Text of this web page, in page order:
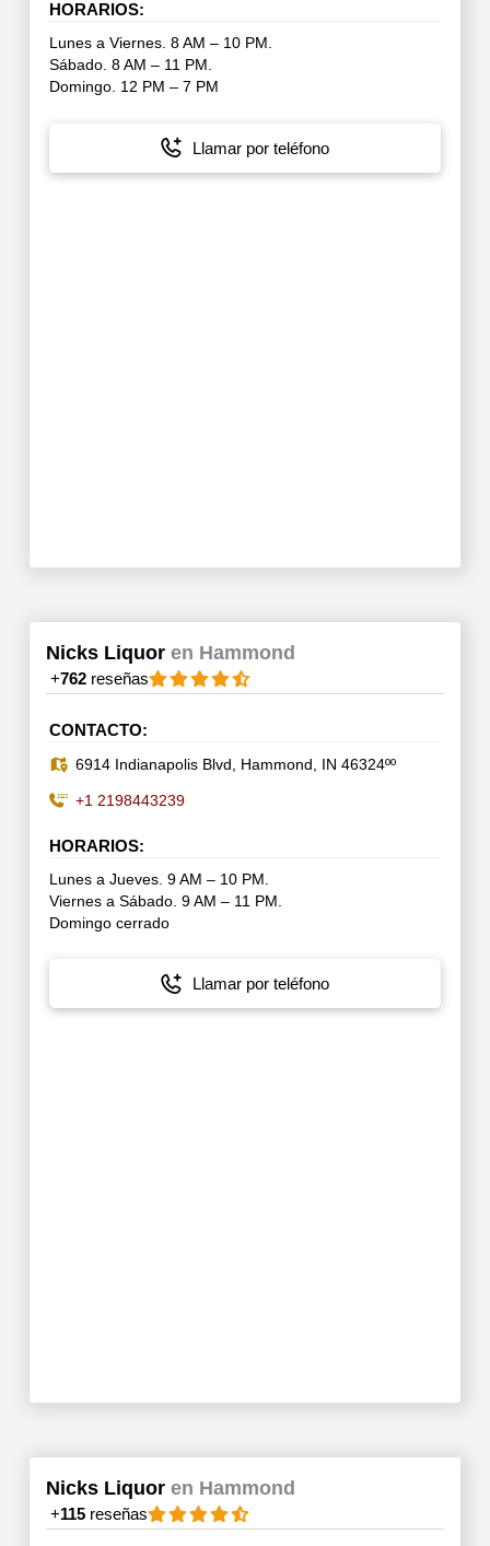
HORARIOS:
Lunes a Viernes. 8 AM – 10 PM.
Sábado. 8 AM – 11 PM.
Domingo. 12 PM – 7 PM
Llamar por teléfono
Nicks Liquor en Hammond
+762reseñas
CONTACTO:
6914 Indianapolis Blvd, Hammond, IN 46324ºº
+1 2198443239
HORARIOS:
Lunes a Jueves. 9 AM – 10 PM.
Viernes a Sábado. 9 AM – 11 PM.
Domingo cerrado
Llamar por teléfono
Nicks Liquor en Hammond
+115reseñas